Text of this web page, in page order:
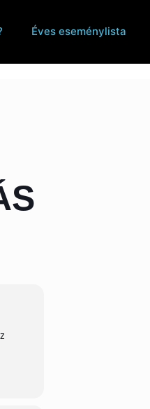
Éves eseménylista